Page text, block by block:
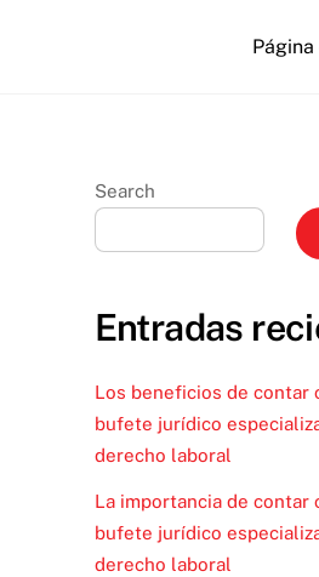
Search
Entradas
Los beneficios de contar
bufete jurídico
derecho laboral
La importancia de contar
bufete jurídico
derecho laboral